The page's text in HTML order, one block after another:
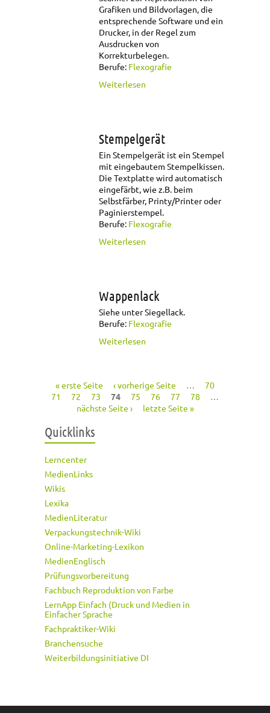
Grafiken und Bildvorlagen, die
entsprechende Software und ein
Drucker, in der Regel zum
Ausdrucken von
Korrekturbelegen.
Berufe: Flexografie
Weiterlesen
Stempelgerät
Ein Stempelgerät ist ein Stempel
mit eingebautem Stempelkissen.
Die Textplatte wird automatisch
eingefärbt, wie z.B. beim
Selbstfärber, Printy/Printer oder
Paginierstempel.
Berufe: Flexografie
Weiterlesen
Wappenlack
Siehe unter Siegellack.
Berufe: Flexografie
Weiterlesen
Seiten
« erste Seite ‹ vorherige Seite …
70
71
72 73 74 75 76 77 78
…
nächste Seite ›
letzte Seite »
Quicklinks
Lerncenter
MedienLinks
Wikis
Lexika
MedienLiteratur
Verpackungstechnik-Wiki
Online-Marketing-Lexikon
MedienEnglisch
Prüfungsvorbereitung
Fachbuch Reproduktion von Farbe
LernApp Einfach (Druck und Medien in
Einfacher Sprache
Fachpraktiker-Wiki
Branchensuche
Weiterbildungsinitiative DI